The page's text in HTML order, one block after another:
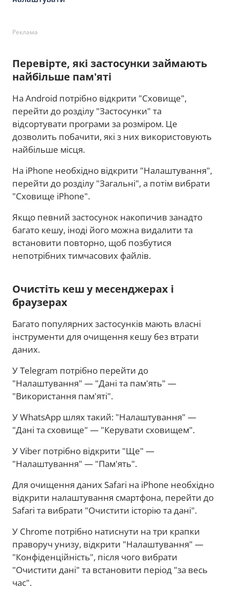
Реклама
Перевірте, які застосунки займають
найбільше пам'яті
На Android потрібно відкрити "Сховище",
перейти до розділу "Застосунки" та
відсортувати програми за розміром. Це
дозволить побачити, які з них використовують
найбільше місця.
На iPhone необхідно відкрити "Налаштування",
перейти до розділу "Загальні", а потім вибрати
"Сховище iPhone".
Якщо певний застосунок накопичив занадто
багато кешу, іноді його можна видалити та
встановити повторно, щоб позбутися
непотрібних тимчасових файлів.
Очистіть кеш у месенджерах і
браузерах
Багато популярних застосунків мають власні
інструменти для очищення кешу без втрати
даних.
У Telegram потрібно перейти до
"Налаштування" — "Дані та пам'ять" —
"Використання пам'яті".
У WhatsApp шлях такий: "Налаштування" —
"Дані та сховище" — "Керувати сховищем".
У Viber потрібно відкрити "Ще" —
"Налаштування" — "Пам'ять".
Для очищення даних Safari на iPhone необхідно
відкрити налаштування смартфона, перейти до
Safari та вибрати "Очистити історію та дані".
У Chrome потрібно натиснути на три крапки
праворуч унизу, відкрити "Налаштування" —
"Конфіденційність", після чого вибрати
"Очистити дані" та встановити період "за весь
час".